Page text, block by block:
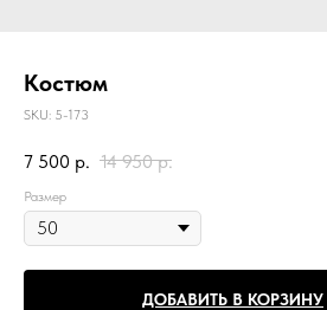
Костюм
SKU: 5-173
7 500 р. 14 950 р.
Размер
ДОБАВИТЬ В КОРЗИНУ